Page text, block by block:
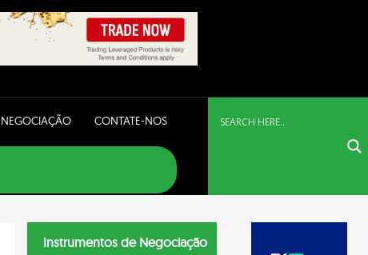
CONTATE-NOS
Instrumentos de Negociação